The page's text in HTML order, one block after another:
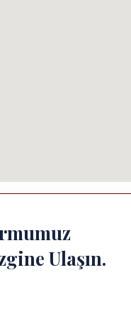
Ulaşın.